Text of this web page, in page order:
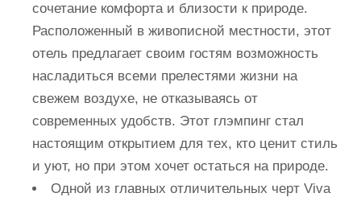
сочетание комфорта и близости к природе.
Расположенный в живописной местности, этот
отель предлагает своим гостям возможность
насладиться всеми прелестями жизни на
свежем воздухе, не отказываясь от
современных удобств. Этот глэмпинг стал
настоящим открытием для тех, кто ценит стиль
и уют, но при этом хочет остаться на природе.
Одной из главных отличительных черт Viva